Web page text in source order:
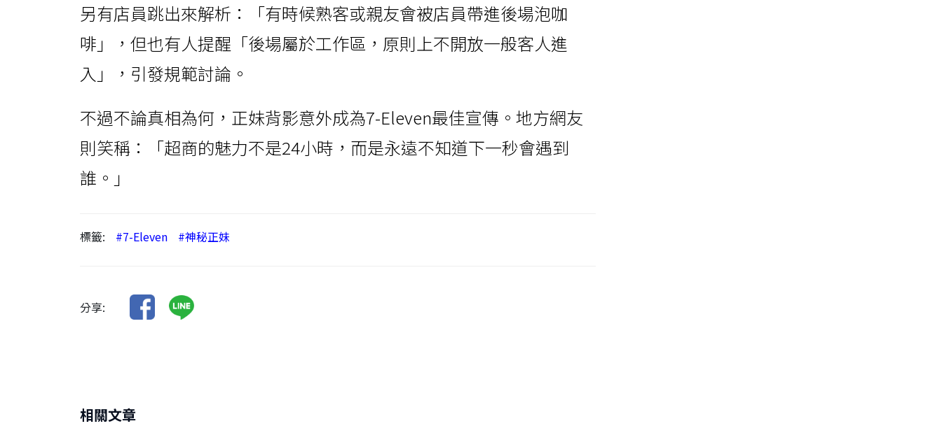
另有店員跳出來解析：「有時候熟客或親友會被店員帶進後場泡咖
啡」，但也有人提醒「後場屬於工作區，原則上不開放一般客人進
入」，引發規範討論。
不過不論真相為何，正妹背影意外成為7-Eleven最佳宣傳。地方網友
則笑稱：「超商的魅力不是24小時，而是永遠不知道下一秒會遇到
誰。」
標籤: #7-Eleven #神秘正妹
分享:
相關文章